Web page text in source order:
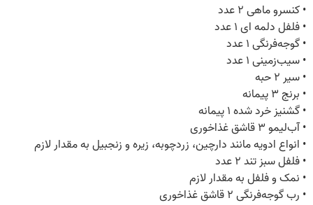
• کنسرو ماهی ۲ عدد
• فلفل دلمه ای ۱ عدد
• گوجه‌فرنگی ۱ عدد
• سیب‌زمینی ۱ عدد
• سیر ۲ حبه
• برنج ۳ پیمانه
• گشنیز خرد شده ۱ پیمانه
• آب‌لیمو ۳ قاشق غذاخوری
• انواع ادویه مانند دارچین، زردچوبه، زیره و زنجبیل به مقدار لازم
• فلفل سبز تند ۲ عدد
• نمک و فلفل به مقدار لازم
• رب گوجه‌فرنگی ۲ قاشق غذاخوری